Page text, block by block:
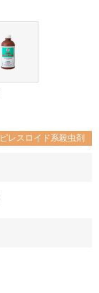
ピレスロイド系殺虫剤